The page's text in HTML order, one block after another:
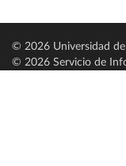
© 2026 Universidad de
© 2026 Servicio de